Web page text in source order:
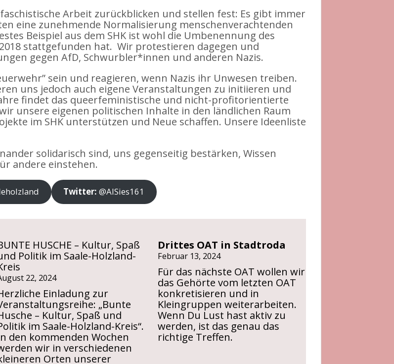
Arbeit zurückblicken und stellen fest: Es gibt immer
eine zunehmende Normalisierung menschenverachtenden
Beispiel aus dem SHK ist wohl die Umbenennung des
stattgefunden hat. Wir protestieren dagegen und
gegen AfD, Schwurbler*innen und anderen Nazis.
sein und reagieren, wenn Nazis ihr Unwesen treiben.
uns jedoch auch eigene Veranstaltungen zu initiieren und
findet das queerfeministische und nicht-profitorientierte
unsere eigenen politischen Inhalte in den ländlichen Raum
im SHK unterstützen und Neue schaffen. Unsere Ideenliste
solidarisch sind, uns gegenseitig bestärken, Wissen
andere einstehen.
Twitter: @AISies161
HUSCHE – Kultur, Spaß
Politik im Saale-Holzland-
22, 2024
Einladung zur
„Bunte
– Kultur, Spaß und
im Saale-Holzland-Kreis“.
den kommenden Wochen
wir in verschiedenen
Orten unserer
Drittes OAT in Stadtroda
Februar 13, 2024
Für das nächste OAT wollen wir
das Gehörte vom letzten OAT
konkretisieren und in
Kleingruppen weiterarbeiten.
Wenn Du Lust hast aktiv zu
werden, ist das genau das
richtige Treffen.